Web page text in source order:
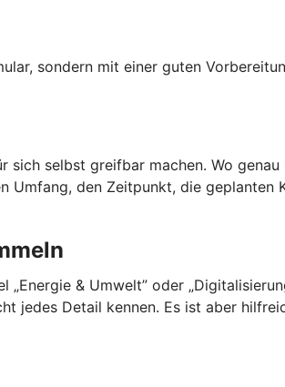
sondern mit einer guten
selbst greifbar machen. Wo
den Zeitpunkt, die
& Umwelt” oder
jedes Detail kennen. Es ist aber